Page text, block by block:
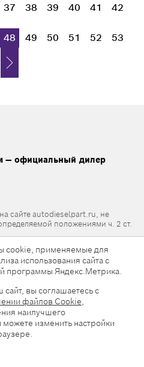
37 38 39 40 41 42
48 49 50 51 52 53
— официальный дилер
сайте autodieselpart.ru, не
положениями ч. 2 ст.
Все права защищены.
cookie, применяемые для
использования сайта с
программы Яндекс.Метрика.
вы соглашаетесь с
файлов Cookie,
наилучшего
изменить настройки